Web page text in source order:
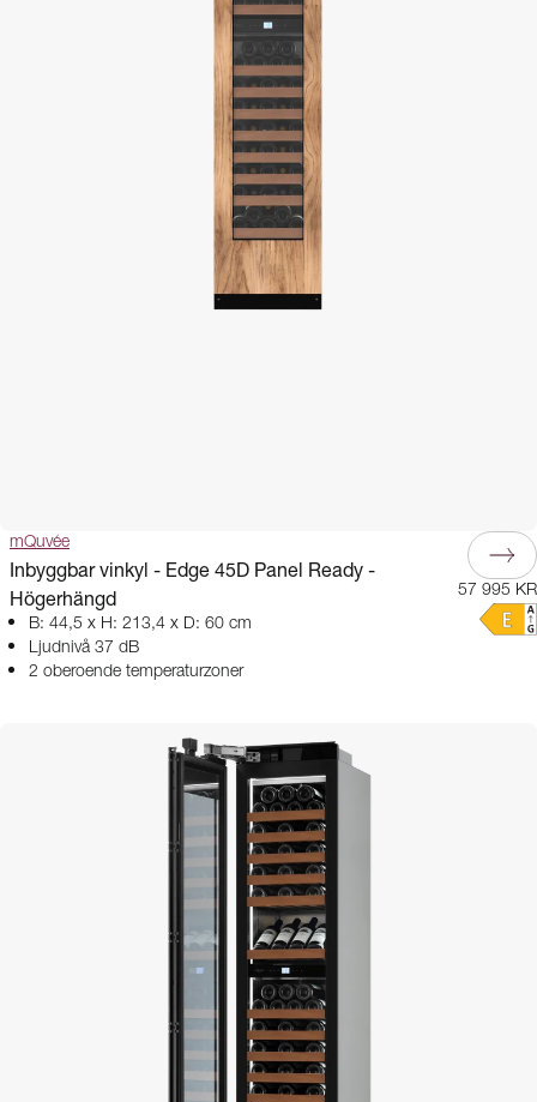
mQuvée
Inbyggbar vinkyl - Edge 45D Panel Ready -
Högerhängd
B: 44,5 x H: 213,4 x D: 60 cm
Ljudnivå 37 dB
2 oberoende temperaturzoner
57 995 KR